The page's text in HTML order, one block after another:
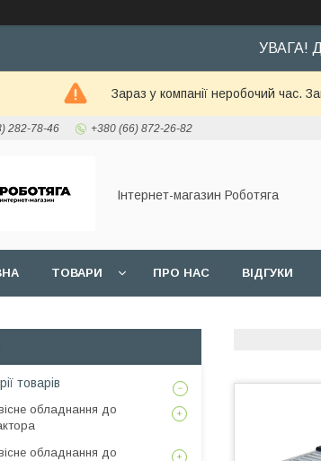
УВАГА!
Зараз у компанії неробочий час.
282-78-46 +380 (66) 872-26-82
Інтернет-магазин Роботяга
ТОВАРИ ПРО НАС ВІДГУКИ
товарів
обладнання до
обладнання до